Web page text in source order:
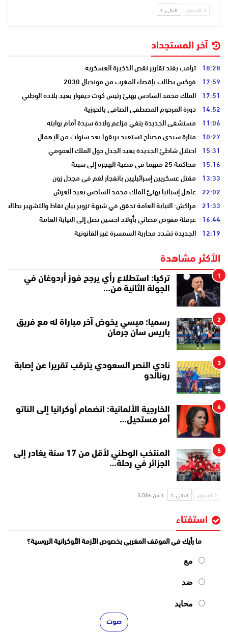
السابق التالي
آخر المستجداد
18:28 ترامب يفند تقارير نقص الذخيرة العسكرية
17:59 فوكس يطالب بإقصاء المغرب من مونديال 2030
17:51 الملك محمد السادس يهنئ رئيس كوت ديفوار بعيد بلاده الوطني
14:52 دورة المرحوم المصطفى الصافي بالحوزية
11:06 مستشفى الجديدة ينفي مزاعم ولادة سيدة أمام بوابته
10:27 منارة سيدي مصباح تستعيد بريقها بعد سنوات من الإهمال
15:31 احتلال شاطئ الجديدة يعيد الجدل حول الملك العمومي
15:16 محاكمة 25 متهما في قضية الهجرة إلى سبتة
13:33 مقتل عسكريين إسرائيليين بانفجار لغم في مجدل زون
22:02 عاهل إسبانيا يهنئ الملك محمد السادس بعيد العرش
21:33 مراكش: النيابة العامة تحقق في شبهة تزوير بيان نقاط والتشهير بطالب
16:44 عرقلة مفوض قضائي بأولاد احسين تصل إلى النيابة العامة
12:19 الجديدة تشدد محاربة السمسرة غير القانونية
الأكثر مشاهدة
1
تركيا: استطلاع رأي يرجح فوز أردوغان في
الجولة الثانية من…
2
رسميا: ميسي يخوض آخر مباراة له مع فريق
باريس سان جرمان
3
نادي النصر السعودي يترقب تقريرا عن إصابة
رونالدو
4
الخارجية الألمانية: انضمام أوكرانيا إلى الناتو
أمر مستحيل…
5
المنتخب الوطني لأقل من 17 سنة يغادر إلى
الجزائر في رحلة…
السابق التالي 1 من 3٬086
استفتاء
ما رأيك في الموقف المغربي بخصوص الأزمة الأوكرانية الروسية؟
مع
ضد
محايد